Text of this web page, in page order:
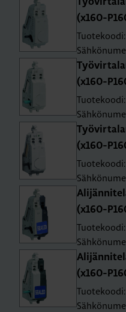
(x160-
(x160-
(x160-
(x160-
(x160-